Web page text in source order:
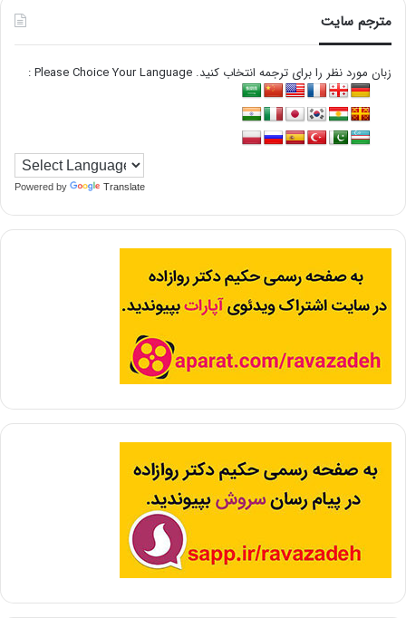
مترجم سایت
زبان مورد نظر را برای ترجمه انتخاب کنید. Please Choice Your Language :
Powered by Translate